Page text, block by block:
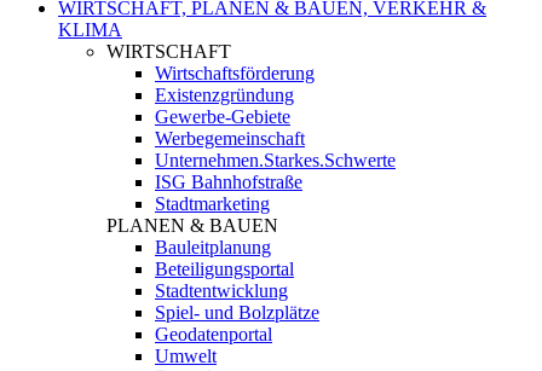
WIRTSCHAFT, PLANEN & BAUEN, VERKEHR &
KLIMA
WIRTSCHAFT
Wirtschaftsförderung
Existenzgründung
Gewerbe-Gebiete
Werbegemeinschaft
Unternehmen.Starkes.Schwerte
ISG Bahnhofstraße
Stadtmarketing
PLANEN & BAUEN
Bauleitplanung
Beteiligungsportal
Stadtentwicklung
Spiel- und Bolzplätze
Geodatenportal
Umwelt